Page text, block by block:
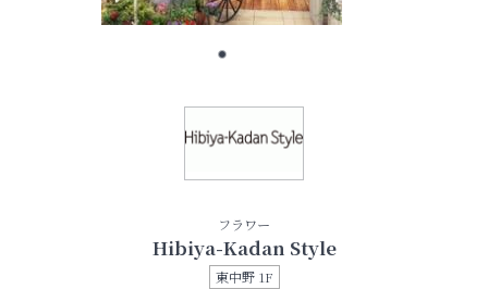
フラワー
Hibiya-Kadan Style
東中野 1F